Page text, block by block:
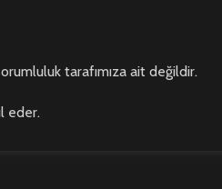
tarafımıza ait değildir.
eder.